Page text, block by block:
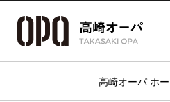
高崎オーパ ホ